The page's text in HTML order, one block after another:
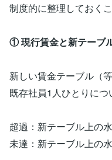
制度的に整理しておく
① 現行賃金と新テーブ
新しい賃金テーブル（
既存社員1人ひとりにつ
超過：新テーブル上の
未達：新テーブル上の